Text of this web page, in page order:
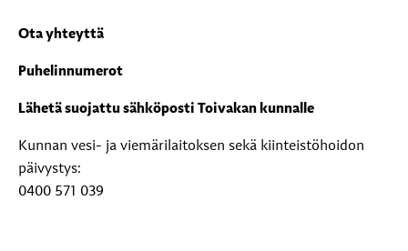
Ota yhteyttä
Puhelinnumerot
Lähetä suojattu sähköposti Toivakan kunnalle
Kunnan vesi- ja viemärilaitoksen sekä kiinteistöhoidon
päivystys:
0400 571 039